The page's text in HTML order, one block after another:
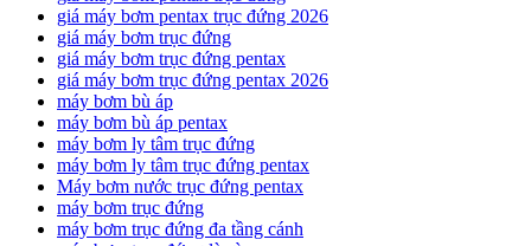
giá máy bơm pentax trục đứng 2026
giá máy bơm trục đứng
giá máy bơm trục đứng pentax
giá máy bơm trục đứng pentax 2026
máy bơm bù áp
máy bơm bù áp pentax
máy bơm ly tâm trục đứng
máy bơm ly tâm trục đứng pentax
Máy bơm nước trục đứng pentax
máy bơm trục đứng
máy bơm trục đứng đa tầng cánh